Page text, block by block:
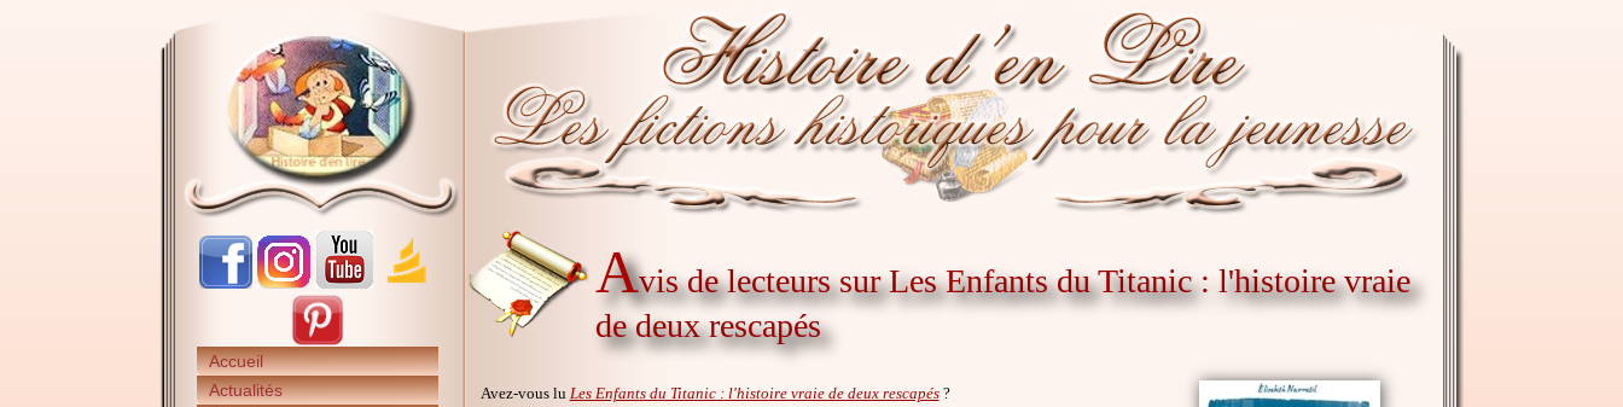
Accueil
Actualités
Avis de lecteurs sur Les Enfants du Titanic : l'histoire vraie
de deux rescapés
Avez-vous lu Les Enfants du Titanic : l'histoire vraie de deux rescapés?